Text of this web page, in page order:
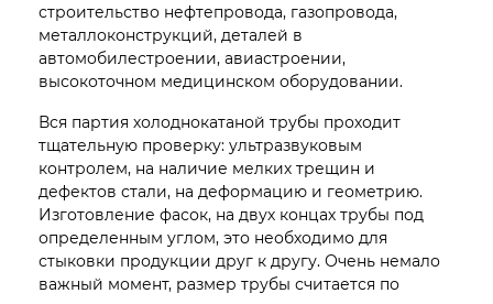
строительство нефтепровода, газопровода,
металлоконструкций, деталей в
автомобилестроении, авиастроении,
высокоточном медицинском оборудовании.
Вся партия холоднокатаной трубы проходит
тщательную проверку: ультразвуковым
контролем, на наличие мелких трещин и
дефектов стали, на деформацию и геометрию.
Изготовление фасок, на двух концах трубы под
определенным углом, это необходимо для
стыковки продукции друг к другу. Очень немало
важный момент, размер трубы считается по